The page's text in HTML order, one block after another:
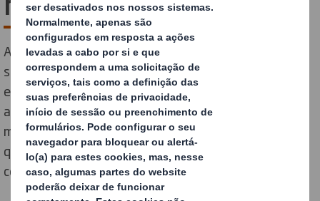
As embalagens condutoras ou anti estáticas são uma
solução fundamental para proteger os produtos
eletrónicos. Este tipo de embalagem minimiza a
acumulação de carga estática, além de os proteger de
movimentos ou choques, reduzindo o risco de danos
que podem afetar o desempenho ou a vida útil dos
componentes.